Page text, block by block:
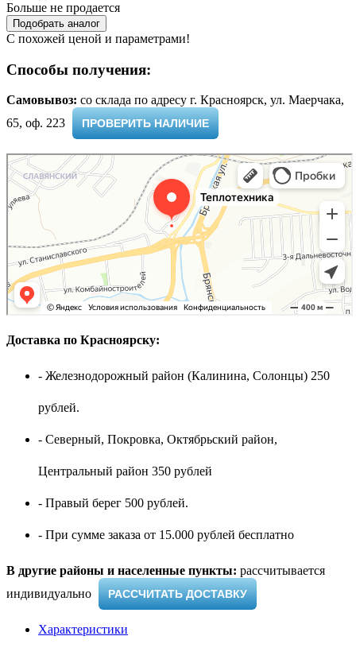
Больше не продается
Подобрать аналог
С похожей ценой и параметрами!
Способы получения:
Самовывоз: cо склада по адресу г. Красноярск, ул. Маерчака,
65, оф. 223 ​
ПРОВЕРИТЬ НАЛИЧИЕ
Доставка по Красноярску:
- Железнодорожный район (Калинина, Солонцы) 250
рублей.
- Северный, Покровка, Октябрьский район,
Центральный район 350 рублей
- Правый берег 500 рублей.
- При сумме заказа от 15.000 рублей бесплатно
В другие районы и населенные пункты: рассчитывается
индивидуально ​
РАССЧИТАТЬ ДОСТАВКУ
Характеристики